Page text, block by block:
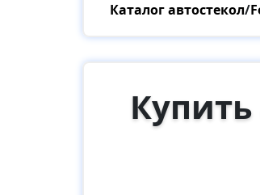
Каталог автостекол/